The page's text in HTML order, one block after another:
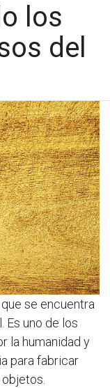
los
del
se encuentra
Es uno de los
la humanidad y
para fabricar